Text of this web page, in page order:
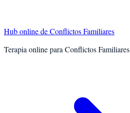
Hub online deConflictos Familiares
Terapia online para Conflictos Familiares